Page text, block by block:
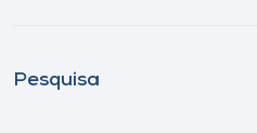
Pesquisa